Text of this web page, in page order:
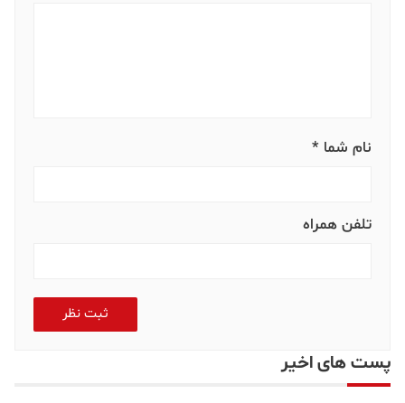
نام شما *
تلفن همراه
ثبت نظر
پست های اخیر